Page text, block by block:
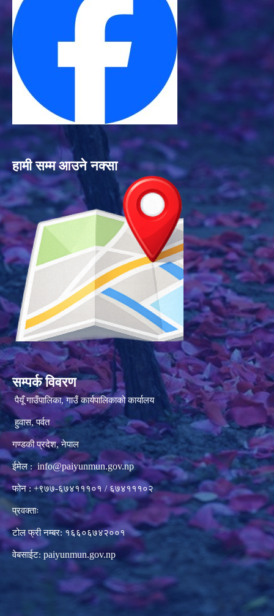
हामी सम्म आउने नक्सा
सम्पर्क विवरण
पैयूँ गाउँपालिका, गाउँ कार्यपालिकाको कार्यालय
हुवास, पर्वत
गण्डकी प्रदेश, नेपाल
ईमेल : info@paiyunmun.gov.np
फोन : +९७७-६७४१११०१ / ६७४१११०२
प्रवक्ताः
टोल फ्री नम्बर: १६६०६७४२००१
वेबसाईट: paiyunmun.gov.np